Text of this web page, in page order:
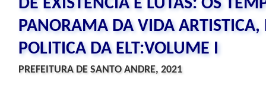
DE EXISTENCIA E LUTAS: OS
PANORAMA DA VIDA ARTISTICA,
POLITICA DA ELT:VOLUME I
PREFEITURA DE SANTO ANDRE, 2021